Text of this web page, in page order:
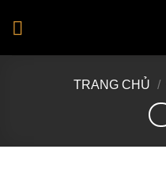
TRANG CHỦ /